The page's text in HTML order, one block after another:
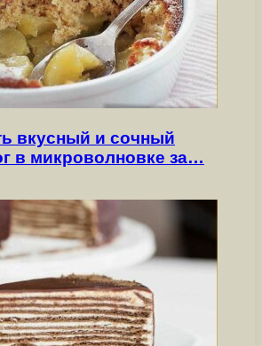
вкусный и сочный
в микроволновке за…